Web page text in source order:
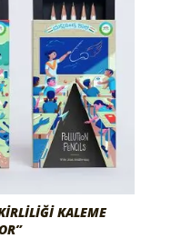
KALEME